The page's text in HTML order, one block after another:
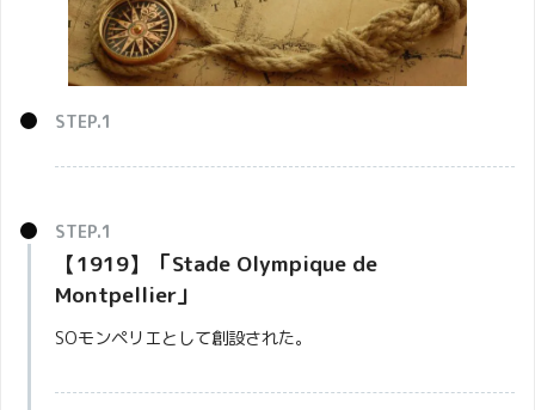
【1919】「Stade Olympique de
Montpellier」
SOモンペリエとして創設された。